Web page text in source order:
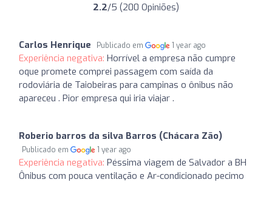
2.2/5 (200 Opiniões)
Carlos Henrique Publicado em 1 year ago
Experiência negativa: Horrível a empresa não cumpre
oque promete comprei passagem com saída da
rodoviária de Taiobeiras para campinas o ônibus não
apareceu . Pior empresa qui iria viajar .
Roberio barros da silva Barros (Chácara Zão)
Publicado em 1 year ago
Experiência negativa: Péssima viagem de Salvador a BH
Ônibus com pouca ventilação e Ar-condicionado pecimo